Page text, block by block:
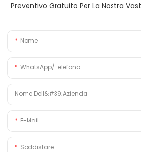
Preventivo Gratuito Per La Nostra
Nome
WhatsApp/Telefono
Nome Dell&#39;azienda
E-Mail
Soddisfare